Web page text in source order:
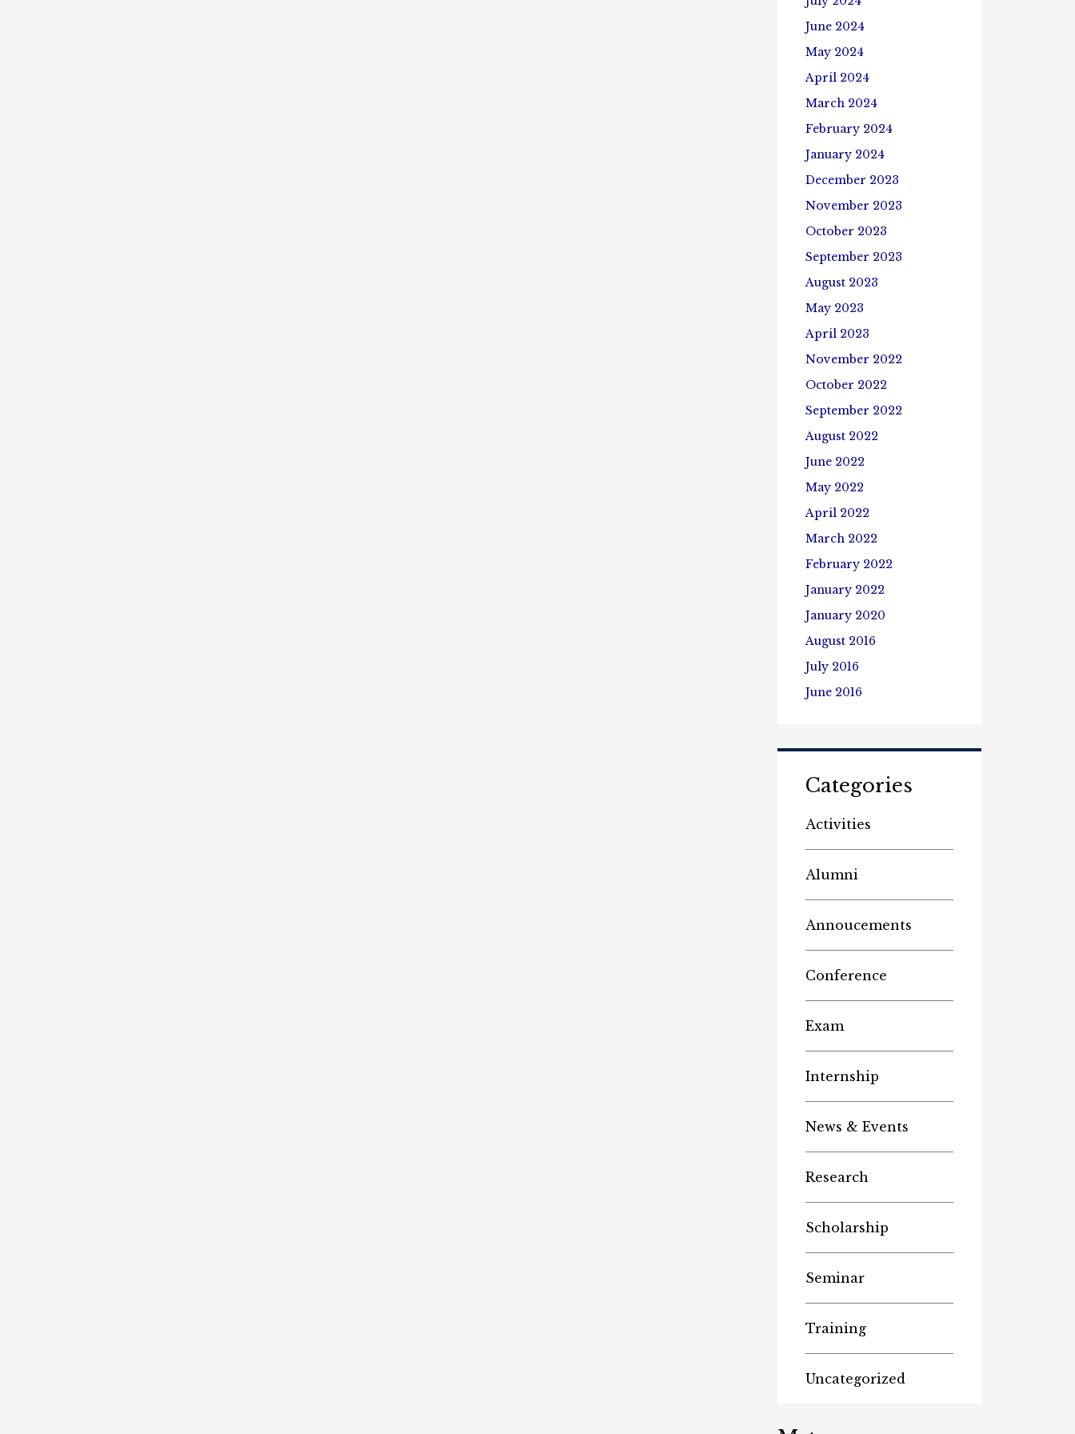
June 2024
May 2024
April 2024
March 2024
February 2024
January 2024
December 2023
November 2023
October 2023
September 2023
August 2023
May 2023
April 2023
November 2022
October 2022
September 2022
August 2022
June 2022
May 2022
April 2022
March 2022
February 2022
January 2022
January 2020
August 2016
July 2016
June 2016
Categories
Activities
Alumni
Annoucements
Conference
Exam
Internship
News & Events
Research
Scholarship
Seminar
Training
Uncategorized